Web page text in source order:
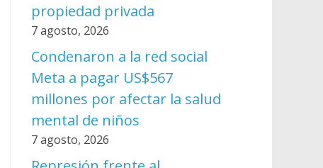
propiedad privada
7 agosto, 2026
Condenaron a la red social
Meta a pagar US$567
millones por afectar la salud
mental de niños
7 agosto, 2026